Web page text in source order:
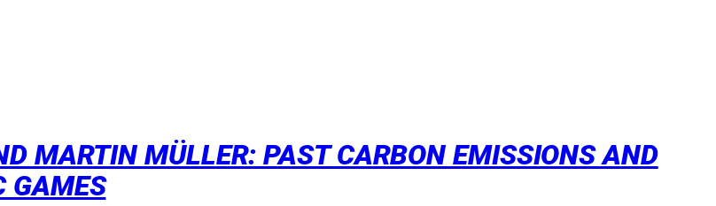
MARTIN MÜLLER: PAST CARBON EMISSIONS AND
GAMES